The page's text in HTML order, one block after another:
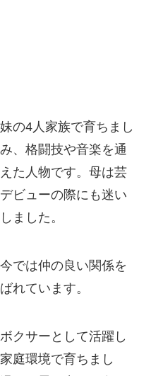
の4人家族で育ちまし
、格闘技や音楽を通
た人物です。母は芸
ビューの際にも迷い
ました。
では仲の良い関係を
れています。
クサーとして活躍し
庭環境で育ちまし